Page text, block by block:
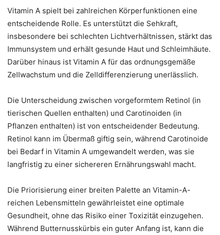
Vitamin A spielt bei zahlreichen Körperfunktionen eine
entscheidende Rolle. Es unterstützt die Sehkraft,
insbesondere bei schlechten Lichtverhältnissen, stärkt das
Immunsystem und erhält gesunde Haut und Schleimhäute.
Darüber hinaus ist Vitamin A für das ordnungsgemäße
Zellwachstum und die Zelldifferenzierung unerlässlich.
Die Unterscheidung zwischen vorgeformtem Retinol (in
tierischen Quellen enthalten) und Carotinoiden (in
Pflanzen enthalten) ist von entscheidender Bedeutung.
Retinol kann im Übermaß giftig sein, während Carotinoide
bei Bedarf in Vitamin A umgewandelt werden, was sie
langfristig zu einer sichereren Ernährungswahl macht.
Die Priorisierung einer breiten Palette an Vitamin-A-
reichen Lebensmitteln gewährleistet eine optimale
Gesundheit, ohne das Risiko einer Toxizität einzugehen.
Während Butternusskürbis ein guter Anfang ist, kann die